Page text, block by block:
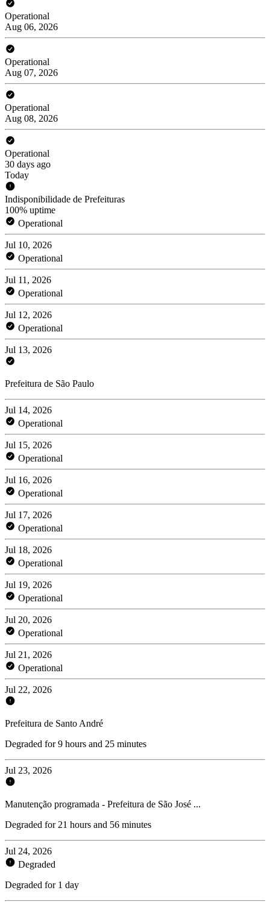
Operational
Aug 06, 2026
Operational
Aug 07, 2026
Operational
Aug 08, 2026
Operational
30 days ago
Today
Indisponibilidade de Prefeituras
100% uptime
Operational
Jul 10, 2026
Operational
Jul 11, 2026
Operational
Jul 12, 2026
Operational
Jul 13, 2026
Prefeitura de São Paulo
Jul 14, 2026
Operational
Jul 15, 2026
Operational
Jul 16, 2026
Operational
Jul 17, 2026
Operational
Jul 18, 2026
Operational
Jul 19, 2026
Operational
Jul 20, 2026
Operational
Jul 21, 2026
Operational
Jul 22, 2026
Prefeitura de Santo André
Degraded for 9 hours and 25 minutes
Jul 23, 2026
Manutenção programada - Prefeitura de São José ...
Degraded for 21 hours and 56 minutes
Jul 24, 2026
Degraded
Degraded for 1 day